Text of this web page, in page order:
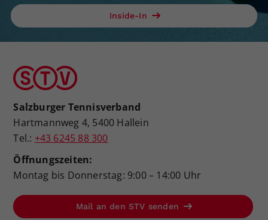
Inside-In
Salzburger Tennisverband
Hartmannweg 4, 5400 Hallein
Tel.: +43 6245 88 300
Öffnungszeiten:
Montag bis Donnerstag: 9:00 – 14:00 Uhr
Mail an den STV senden